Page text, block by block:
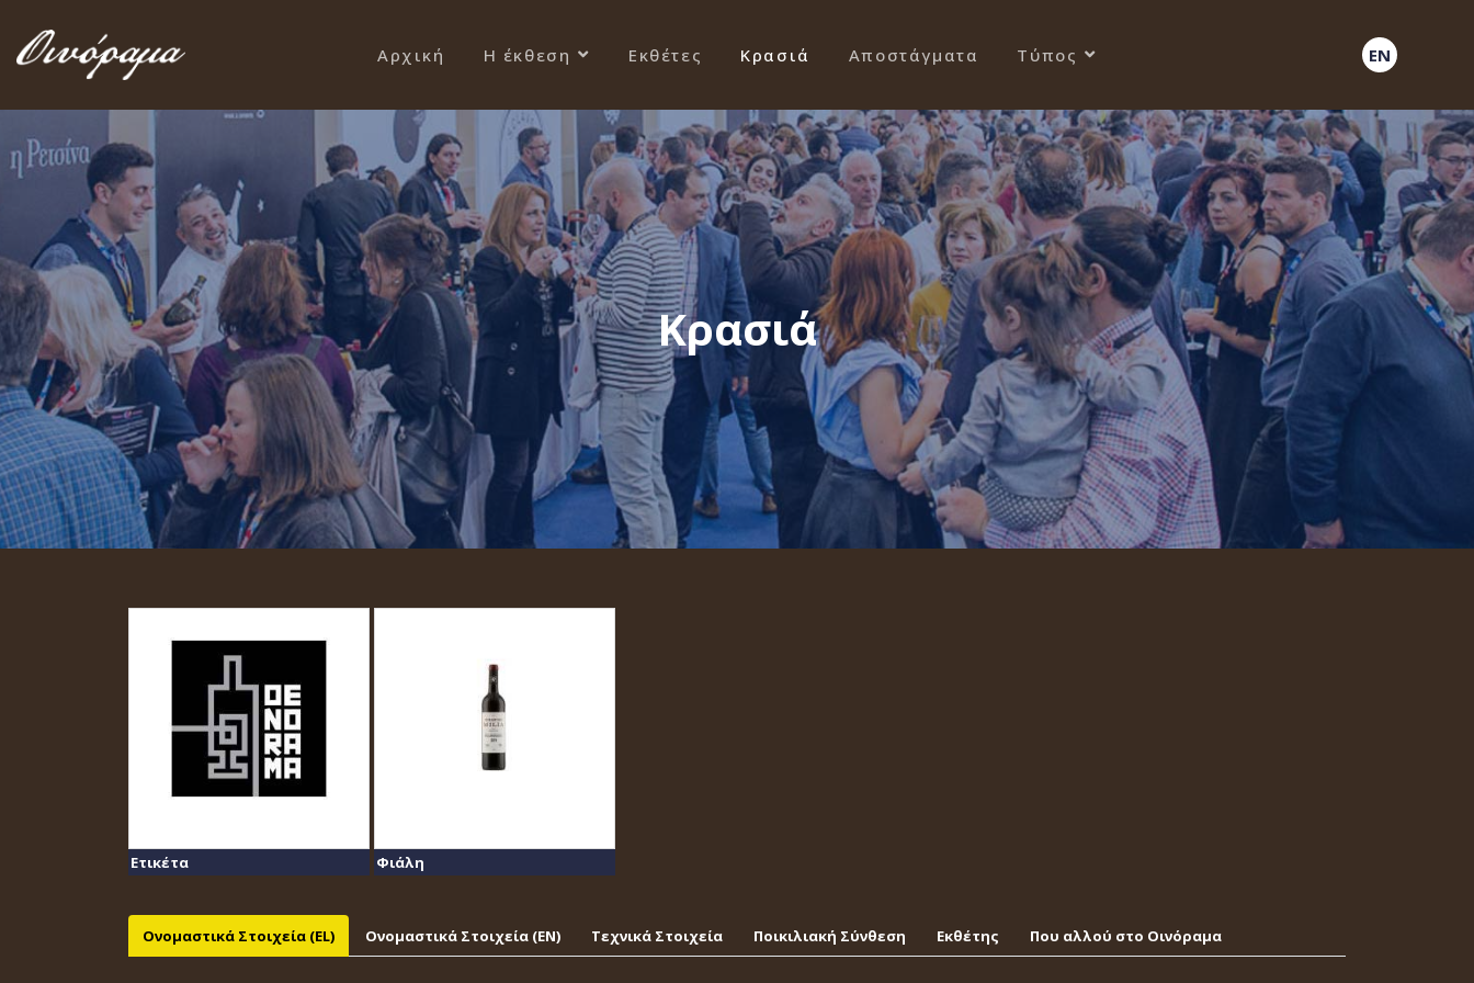
Αρχική Η έκθεση Εκθέτες Κρασιά Αποστάγματα Τύπος EN
Κρασιά
Ετικέτα Φιάλη
Ονομαστικά Στοιχεία (EL) Ονομαστικά Στοιχεία (EΝ) Τεχνικά Στοιχεία Ποικιλιακή Σύνθεση Εκθέτης Που αλλού στο Οινόραμα